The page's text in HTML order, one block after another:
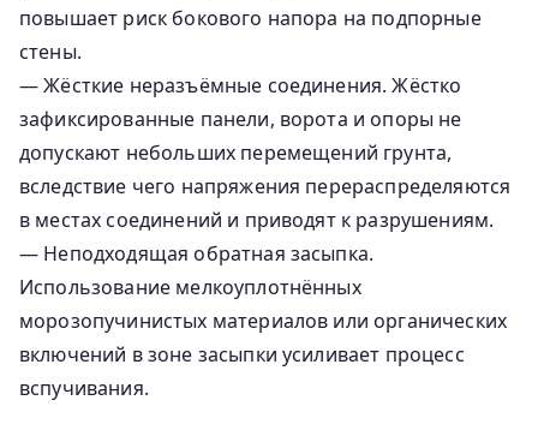
повышает риск бокового напора на подпорные
стены.
— Жёсткие неразъёмные соединения. Жёстко
зафиксированные панели, ворота и опоры не
допускают небольших перемещений грунта,
вследствие чего напряжения перераспределяются
в местах соединений и приводят к разрушениям.
— Неподходящая обратная засыпка.
Использование мелкоуплотнённых
морозопучинистых материалов или органических
включений в зоне засыпки усиливает процесс
вспучивания.